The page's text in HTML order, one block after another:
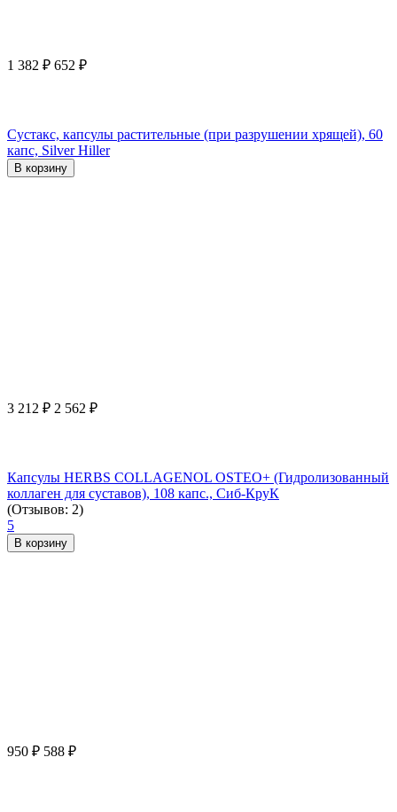
1 382 ₽ 652 ₽
Сустакс, капсулы растительные (при разрушении хрящей), 60
капс, Silver Hiller
В корзину
3 212 ₽ 2 562 ₽
Капсулы HERBS COLLAGENOL OSTEO+ (Гидролизованный
коллаген для суставов), 108 капс., Сиб-КруК
(Отзывов: 2)
5
В корзину
950 ₽ 588 ₽